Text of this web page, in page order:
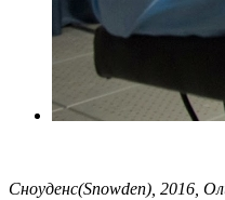
Сноуденс(Snowden), 2016,